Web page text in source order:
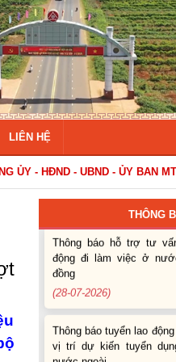
LIÊN HỆ
XÃ EA KAR
THÔNG
Thông báo các khóa đào
2027
(04-08-2026)
Thông báo hỗ trợ tư
động đi làm việc ở
đồng
(28-07-2026)
Thông báo tuyển lao
vị trí dự kiến tuyển
nước ngoài
(28-07-2026)